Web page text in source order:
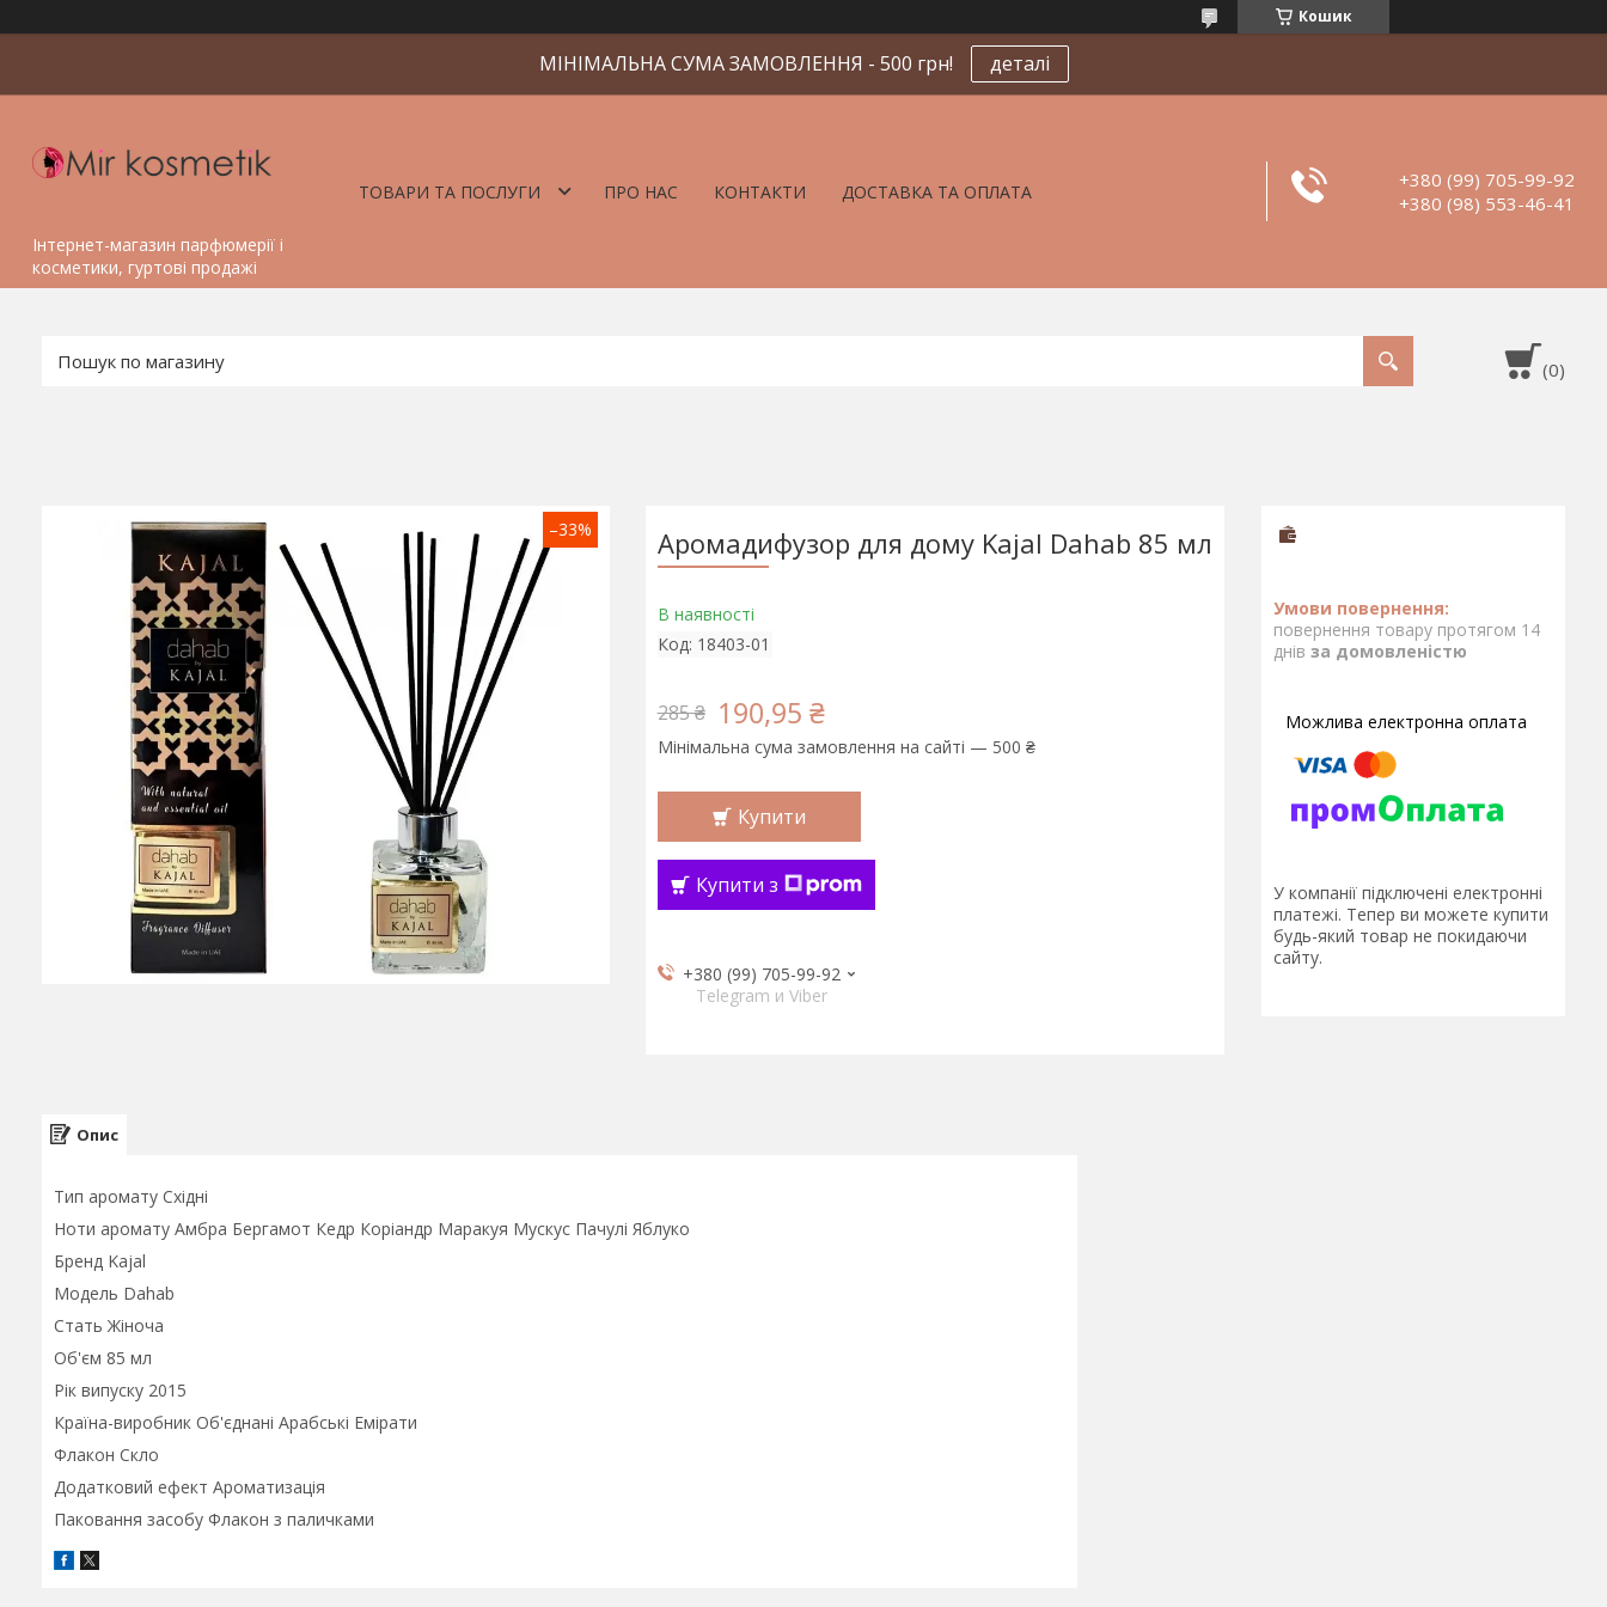
Кошик
МІНІМАЛЬНА СУМА ЗАМОВЛЕННЯ - 500 грн! деталі
Інтернет-магазин парфюмерії і
косметики, гуртові продажі
ТОВАРИ ТА ПОСЛУГИ ПРО НАС КОНТАКТИ ДОСТАВКА ТА ОПЛАТА
+380 (99) 705-99-92
+380 (98) 553-46-41
–33% Аромадифузор для дому Kajal Dahab 85 мл
В наявності
Код: 18403-01
285 ₴ 190,95 ₴
Мінімальна сума замовлення на сайті — 500 ₴
Купити
Купити з
+380 (99) 705-99-92
Telegram и Viber
повернення товару протягом 14
днів за домовленістю
У компанії підключені електронні
платежі. Тепер ви можете купити
будь-який товар не покидаючи
сайту.
Опис
Тип аромату Східні
Ноти аромату Амбра Бергамот Кедр Коріандр Маракуя Мускус Пачулі Яблуко
Бренд Kajal
Модель Dahab
Стать Жіноча
Об'єм 85 мл
Рік випуску 2015
Країна-виробник Об'єднані Арабські Емірати
Флакон Скло
Додатковий ефект Ароматизація
Паковання засобу Флакон з паличками